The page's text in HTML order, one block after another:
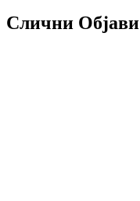
Слични Објави